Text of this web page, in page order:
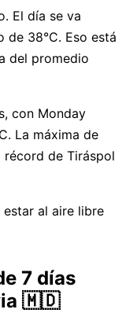
El día se va
de 38°C. Eso está
del promedio
con Monday
La máxima de
de Tiráspol
estar al aire libre
7 días
🇲🇩